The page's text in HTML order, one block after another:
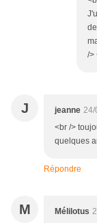
/>
J jeanne 24/
<br />
quelques
Répondre
M Mélilotus